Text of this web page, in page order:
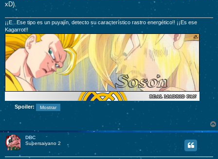
xD).
¡¡E...Ese tipo es un puyajín, detecto su característico rastro energético!! ¡¡Es ese
Kagarrot!!
Spoiler:
DBC
Supersaiyano 2